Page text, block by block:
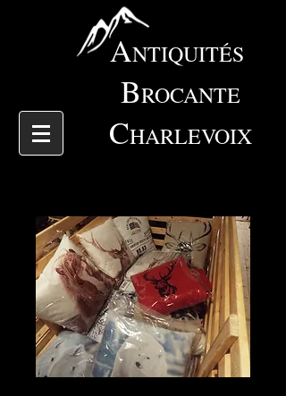
ANTIQUITÉS
BROCANTE
CHARLEVOIX